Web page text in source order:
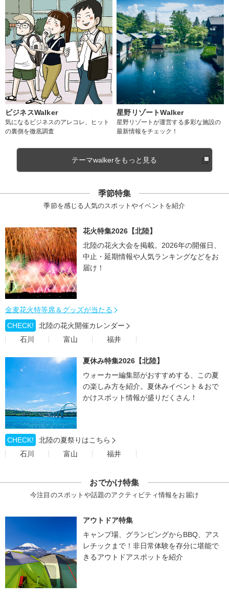
ビジネスWalker
気になるビジネスのアレコレ、ヒット
の裏側を徹底調査
星野リゾートWalker
星野リゾートが運営する多彩な施設の
最新情報をチェック！
テーマwalkerをもっと見る
季節特集
季節を感じる人気のスポットやイベントを紹介
花火特集2026【北陸】
北陸の花火大会を掲載。2026年の開催日、
中止・延期情報や人気ランキングなどをお
届け！
金麦花火特等席＆グッズが当たる
CHECK!
北陸の花火開催カレンダー
石川
富山 福井
夏休み特集2026【北陸】
ウォーカー編集部がおすすめする、この夏
の楽しみ方を紹介。夏休みイベント＆おで
かけスポット情報が盛りだくさん！
CHECK!
北陸の夏祭りはこちら
石川
富山 福井
おでかけ特集
今注目のスポットや話題のアクティビティ情報をお届け
アウトドア特集
キャンプ場、グランピングからBBQ、アス
レチックまで！非日常体験を存分に堪能で
きるアウトドアスポットを紹介